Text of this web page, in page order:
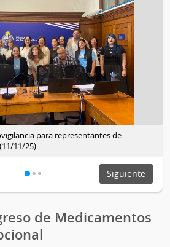
para representantes de
11/25).
Siguiente
de Medicamentos